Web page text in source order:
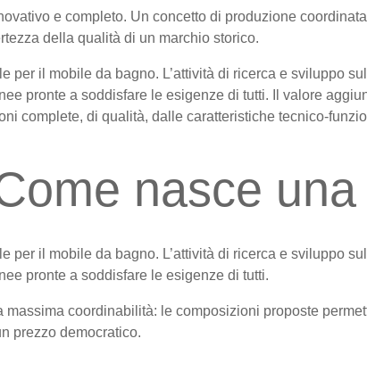
e completo. Un concetto di produzione
della qualità di un marchio storico.
per il mobile da bagno. L’attività di ricerca e sviluppo
pronte a soddisfare le esigenze di tutti. Il valore
complete, di qualità, dalle caratteristiche tecnico-
nasce
per il mobile da bagno. L’attività di ricerca e sviluppo
pronte a soddisfare le esigenze di tutti.
massima coordinabilità: le composizioni proposte
prezzo democratico.